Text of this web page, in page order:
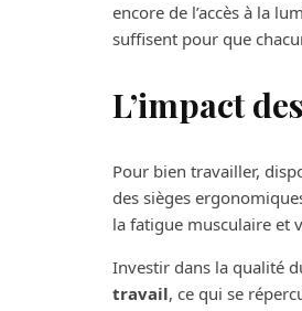
encore de l’accès à la
suffisent pour que
L’impact
Pour bien travailler,
des sièges
la fatigue musculaire et
Investir dans la qualité
travail, ce qui se